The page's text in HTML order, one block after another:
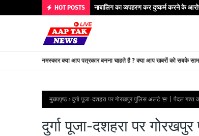
HOT POSTS नाबालिग का व्यपहरण कर दुष्कर्म करने के
नमस्कार क्या आप पत्रकार बनना चाहते है ? क्या आप खबरों को सबके
मुख्यपृष्ठ दुर्गा पूजा-दशहरा पर गोरखपुर पुलिस अलर्ट 🚨 | पैदल गश्त
दुर्गा पूजा-दशहरा पर